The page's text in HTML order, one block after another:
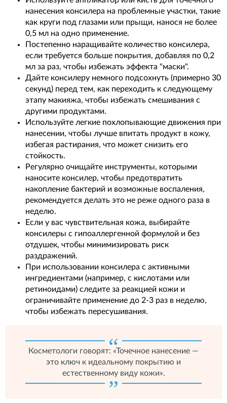
нанесения консилера на проблемные участки, такие
как круги под глазами или прыщи, нанося не более
0,5 мл на одно применение.
Постепенно наращивайте количество консилера,
если требуется больше покрытия, добавляя по 0,2
мл за раз, чтобы избежать эффекта "маски".
Дайте консилеру немного подсохнуть (примерно 30
секунд) перед тем, как переходить к следующему
этапу макияжа, чтобы избежать смешивания с
другими продуктами.
Используйте легкие похлопывающие движения при
нанесении, чтобы лучше впитать продукт в кожу,
избегая растирания, что может снизить его
стойкость.
Регулярно очищайте инструменты, которыми
наносите консилер, чтобы предотвратить
накопление бактерий и возможные воспаления,
рекомендуется делать это не реже одного раза в
неделю.
Если у вас чувствительная кожа, выбирайте
консилеры с гипоаллергенной формулой и без
отдушек, чтобы минимизировать риск
раздражений.
При использовании консилера с активными
ингредиентами (например, с кислотами или
ретиноидами) следите за реакцией кожи и
ограничивайте применение до 2-3 раз в неделю,
чтобы избежать пересушивания.
Косметологи говорят: «Точечное нанесение —
это ключ к идеальному покрытию и
естественному виду кожи».